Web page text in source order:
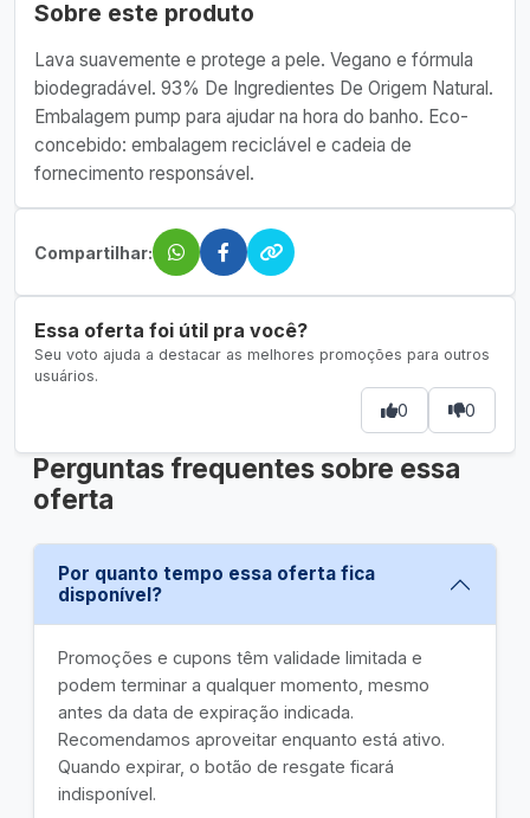
Sobre este produto
Lava suavemente e protege a pele. Vegano e fórmula
biodegradável. 93% De Ingredientes De Origem Natural.
Embalagem pump para ajudar na hora do banho. Eco-
concebido: embalagem reciclável e cadeia de
fornecimento responsável.
Compartilhar:
Essa oferta foi útil pra você?
Seu voto ajuda a destacar as melhores promoções para outros
usuários.
0 0
Perguntas frequentes sobre essa
oferta
Por quanto tempo essa oferta fica
disponível?
Promoções e cupons têm validade limitada e
podem terminar a qualquer momento, mesmo
antes da data de expiração indicada.
Recomendamos aproveitar enquanto está ativo.
Quando expirar, o botão de resgate ficará
indisponível.